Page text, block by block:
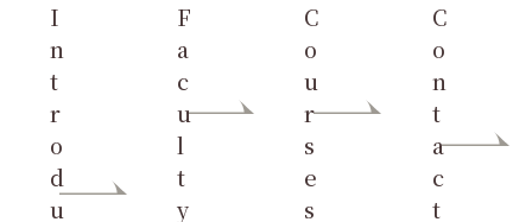
I
n
t
r
o
d
u
F
a
c
u
l
t
y
C
o
u
r
s
e
s
C
o
n
t
a
c
t